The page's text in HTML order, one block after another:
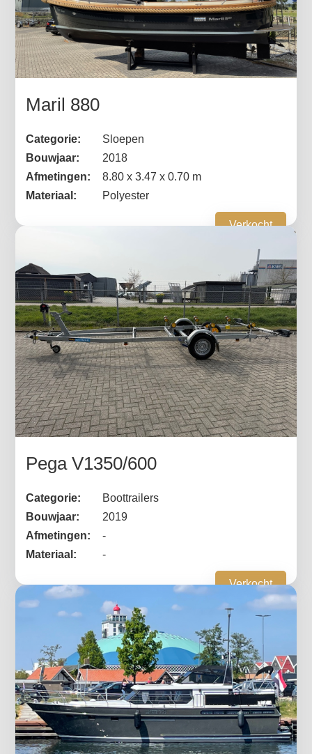
Maril 880
Categorie:
Sloepen
Bouwjaar:
2018
Afmetingen:
8.80 x 3.47 x 0.70 m
Materiaal:
Polyester
Verkocht
Pega V1350/600
Categorie:
Boottrailers
Bouwjaar:
2019
Afmetingen:
-
Materiaal:
-
Verkocht